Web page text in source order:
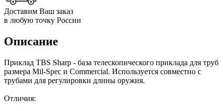
Доставим Ваш заказ
в любую точку России
Описание
Приклад TBS Sharp - база телескопического приклада для труб
размера Mil-Spec и Commercial. Используется совместно с
трубами для регулировки длины оружия.
Отличия: